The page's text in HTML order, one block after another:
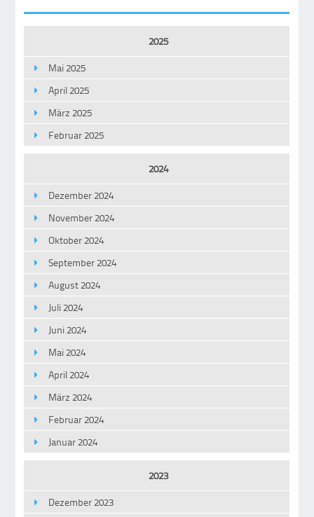
2025
Mai 2025
April 2025
März 2025
Februar 2025
2024
Dezember 2024
November 2024
Oktober 2024
September 2024
August 2024
Juli 2024
Juni 2024
Mai 2024
April 2024
März 2024
Februar 2024
Januar 2024
2023
Dezember 2023